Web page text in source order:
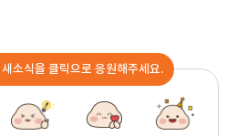
소식을 클릭으로 응원해주세요.